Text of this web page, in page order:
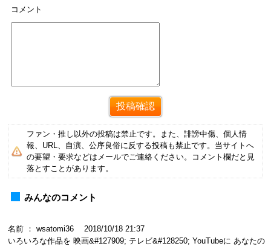
コメント
ファン・推し以外の投稿は禁止です。また、誹謗中傷、個人情
報、URL、自演、公序良俗に反する投稿も禁止です。当サイトへ
の要望・要求などはメールでご連絡ください。コメント欄だと見
落とすことがあります。
みんなのコメント
名前 ： wsatomi36 2018/10/18 21:37
いろいろな作品を 映画&#127909; テレビ&#128250; YouTubeに あなたの